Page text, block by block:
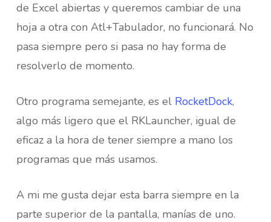
de Excel abiertas y queremos cambiar de una
hoja a otra con Atl+Tabulador, no funcionará. No
pasa siempre pero si pasa no hay forma de
resolverlo de momento.
Otro programa semejante, es el RocketDock,
algo más ligero que el RKLauncher, igual de
eficaz a la hora de tener siempre a mano los
programas que más usamos.
A mi me gusta dejar esta barra siempre en la
parte superior de la pantalla, manías de uno.